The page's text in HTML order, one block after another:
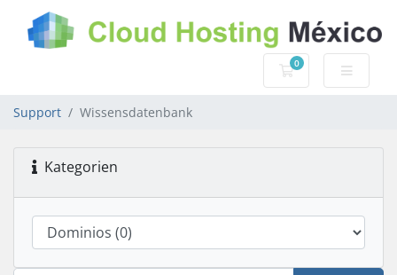
0
Mein Warenkorb
Support Wissensdatenbank
Kategorien